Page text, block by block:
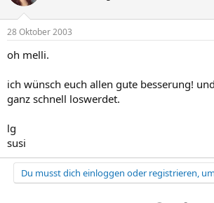
28 Oktober 2003
oh melli.
ich wünsch euch allen gute besserung!
ganz schnell loswerdet.
lg
susi
Du musst dich einloggen oder registrieren,